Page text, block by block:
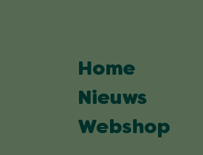
Home
Nieuws
Webshop